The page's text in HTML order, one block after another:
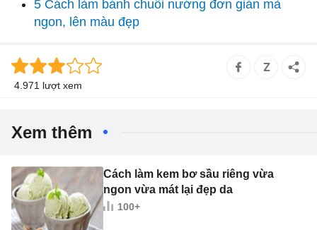
5 Cách làm bánh chuối nướng đơn giản mà
ngon, lên màu đẹp
4.971 lượt xem
Xem thêm
Cách làm kem bơ sầu riêng vừa
ngon vừa mát lại đẹp da
100+